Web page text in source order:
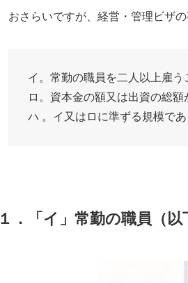
おさらいですが、経営・管理ビザ
イ。常勤の職員を二人以上雇う
ロ。資本金の額又は出資の総額
ハ 。イ又はロに準ずる規模で
１．「イ」常勤の職員（